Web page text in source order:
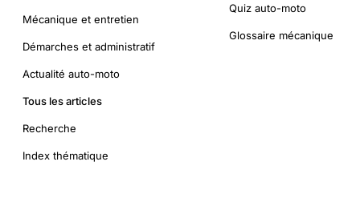
Mécanique et entretien
Démarches et administratif
Actualité auto-moto
Tous les articles
Recherche
Index thématique
Quiz auto-moto
Glossaire mécanique